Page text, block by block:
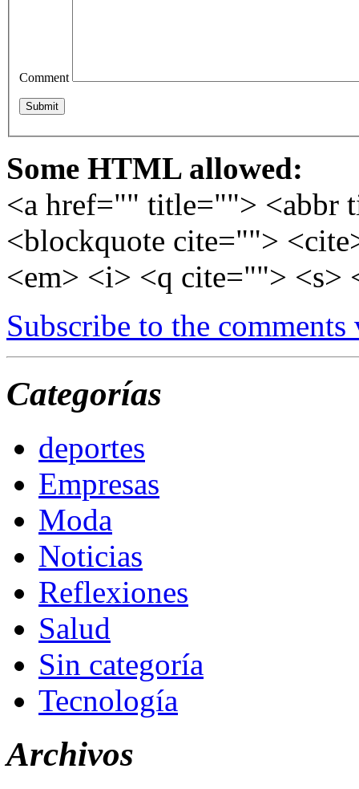
Comment
Some HTML allowed:
<a href="" title=""> <abbr
<blockquote cite="">
<em> <i> <q cite=""> <s>
Subscribe to the comments
Categorías
deportes
Empresas
Moda
Noticias
Reflexiones
Salud
Sin categoría
Tecnología
Archivos